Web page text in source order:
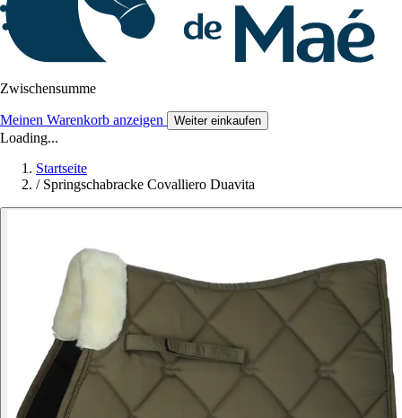
Zwischensumme
Meinen Warenkorb anzeigen Weiter einkaufen
Loading...
Startseite
/ Springschabracke Covalliero Duavita